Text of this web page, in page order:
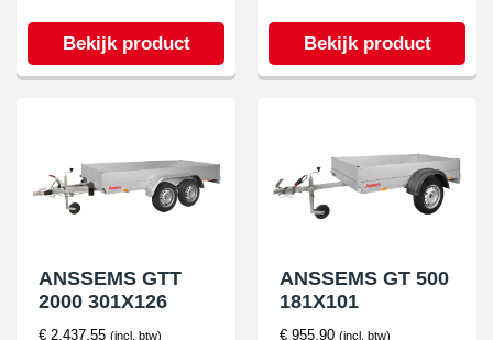
Bekijk product Bekijk product
ANSSEMS GTT
2000 301X126
€ 2.437,55 (incl. btw)
ANSSEMS GT 500
181X101
€ 955,90 (incl. btw)